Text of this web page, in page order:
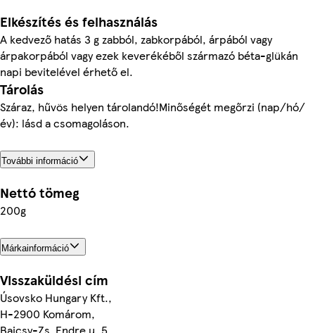
Elkészítés és felhasználás
A kedvező hatás 3 g zabból, zabkorpából, árpából vagy
árpakorpából vagy ezek keverékéből származó béta-glükán
napi bevitelével érhető el.
Tárolás
Száraz, hűvös helyen tárolandó!Minőségét megőrzi (nap/hó/
év): lásd a csomagoláson.
További információ
Nettó tömeg
200g
Márkainformáció
Visszaküldési cím
Úsovsko Hungary Kft.,
H-2900 Komárom,